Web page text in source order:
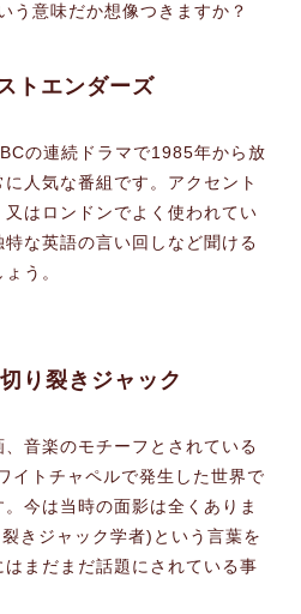
意味だか想像つきますか？
トエンダーズ
の連続ドラマで1985年から放
人気な番組です。アクセント
はロンドンでよく使われてい
な英語の言い回しなど聞ける
う。
り裂きジャック
音楽のモチーフとされている
イトチャペルで発生した世界で
今は当時の面影は全くありま
きジャック学者)という言葉を
まだまだ話題にされている事